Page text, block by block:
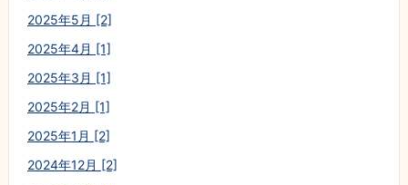
2025年5月 [2]
2025年4月 [1]
2025年3月 [1]
2025年2月 [1]
2025年1月 [2]
2024年12月 [2]